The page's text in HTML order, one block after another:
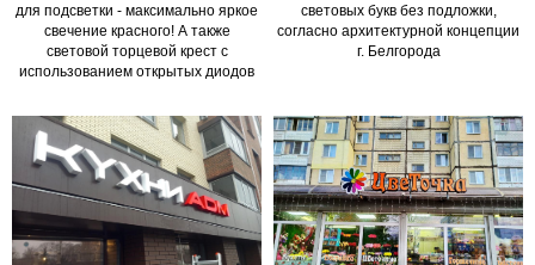
для подсветки - максимально яркое
свечение красного! А также
световой торцевой крест с
использованием открытых диодов
световых букв без подложки,
согласно архитектурной концепции
г. Белгорода